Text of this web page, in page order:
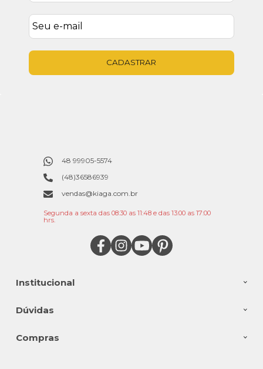
CADASTRAR
Institucional
Dúvidas
Compras
48 99905-5574
(48)36586939
vendas@kiaga.com.br
Segunda a sexta das 08:30 as 11:48 e das 13:00 as 17:00
hrs.